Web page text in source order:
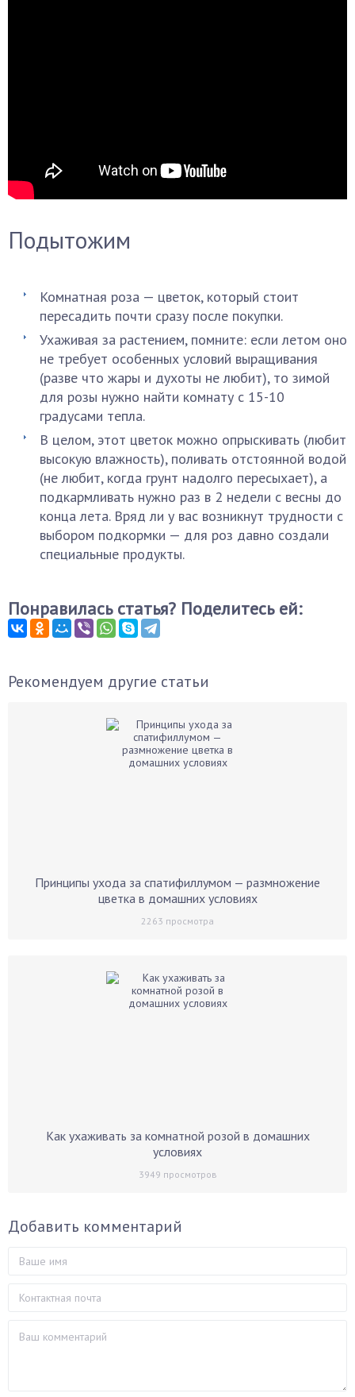
Подытожим
Комнатная роза — цветок, который стоит
пересадить почти сразу после покупки.
Ухаживая за растением, помните: если летом оно
не требует особенных условий выращивания
(разве что жары и духоты не любит), то зимой
для розы нужно найти комнату с 15-10
градусами тепла.
В целом, этот цветок можно опрыскивать (любит
высокую влажность), поливать отстоянной водой
(не любит, когда грунт надолго пересыхает), а
подкармливать нужно раз в 2 недели с весны до
конца лета. Вряд ли у вас возникнут трудности с
выбором подкормки — для роз давно создали
специальные продукты.
Понравилась статья? Поделитесь ей:
Рекомендуем другие статьи
Принципы ухода за спатифиллумом — размножение
цветка в домашних условиях
2263 просмотра
Как ухаживать за комнатной розой в домашних
условиях
3949 просмотров
Добавить комментарий